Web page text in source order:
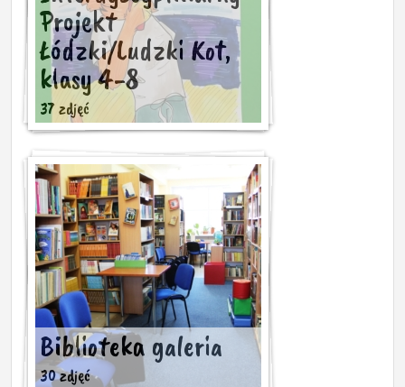
Projekt
Łódzki/Ludzki Kot,
klasy 4-8
37 zdjęć
Biblioteka galeria
30 zdjęć